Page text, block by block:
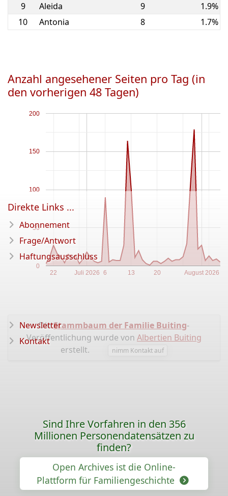
9
Aleida 9
1.9%
10
Antonia 8 1.7%
Anzahl angesehener Seiten pro Tag (in
den vorherigen 48 Tagen)
Juli 2026 August 2026
22 6 13 20
0
50
100
150
200
DieStammbaum der Familie Buiting-
Veröffentlichung wurde von Albertien Buiting
erstellt.
nimm Kontakt auf
Direkte Links ...
Abonnement
Frage/Antwort
Haftungsausschluss
Newsletter
Kontakt
Sind Ihre Vorfahren in den 356
Millionen Personendatensätzen zu
finden?
Open Archives ist die Online-
Plattform für Familiengeschichte